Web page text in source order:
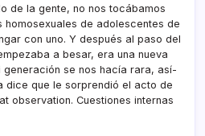
de la gente, no nos tocábamos
homosexuales de adolescentes de
con uno. Y después al paso del
a besar, era una nueva
generación se nos hací­a rara, así­
dice que le sorprendió el acto de
observation. Cuestiones internas